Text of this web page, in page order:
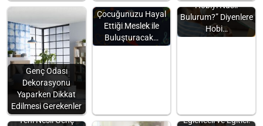
Genç Odası
Dekorasyonu
Yaparken Dikkat
Edilmesi Gerekenler
Çocuğunuzu Hayal
Ettiği Meslek ile
Buluşturacak…
Hobiyi Nasıl
Bulurum?” Diyenlere
Hobi…
Yeni Nesil Genç
Eğlenceli ve Eğitici: